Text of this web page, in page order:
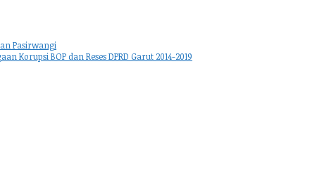
Pasirwangi
Korupsi BOP dan Reses DPRD Garut 2014-2019